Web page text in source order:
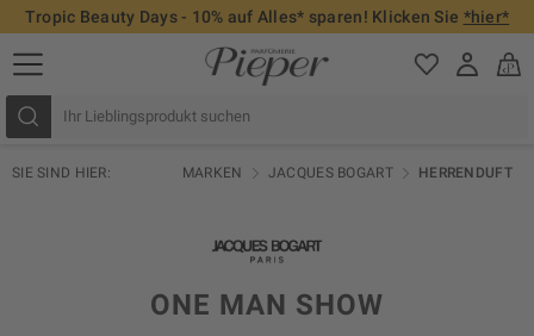
Tropic Beauty Days - 10% auf Alles* sparen! Klicken Sie *hier*
SIE SIND HIER: MARKEN JACQUES BOGART HERRENDUFT
ONE MAN SHOW